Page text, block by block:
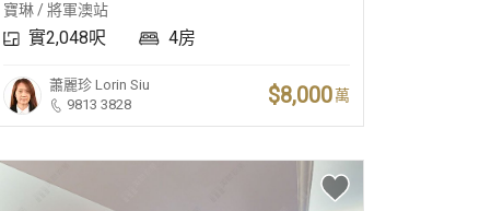
寶琳 / 將軍澳站
實2,048呎 4房
蕭麗珍 Lorin Siu
9813 3828
$8,000萬